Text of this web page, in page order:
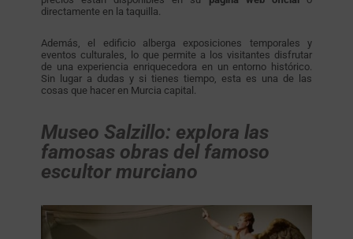
directamente en la taquilla.
Además, el edificio alberga exposiciones temporales y
eventos culturales, lo que permite a los visitantes disfrutar
de una experiencia enriquecedora en un entorno histórico.
Sin lugar a dudas y si tienes tiempo, esta es una de las
cosas que hacer en Murcia capital.
Museo Salzillo: explora las
famosas obras del famoso
escultor murciano